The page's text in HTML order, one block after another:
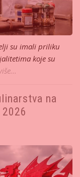
su imali priliku
koje su
na